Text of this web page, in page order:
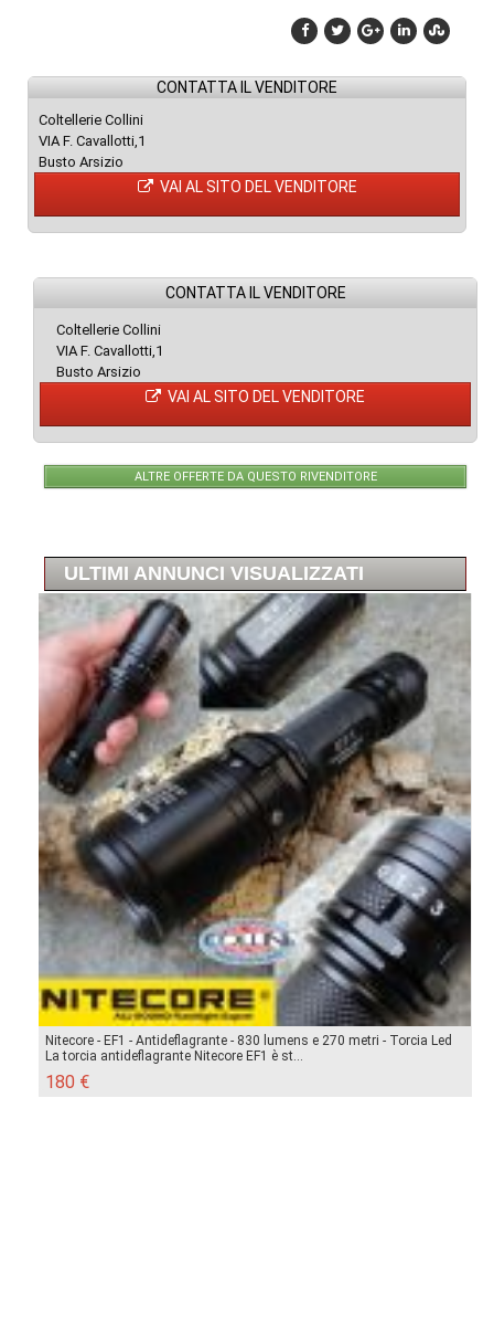
CONTATTA IL VENDITORE
Coltellerie Collini
VIA F. Cavallotti,1
Busto Arsizio
VAI AL SITO DEL VENDITORE
CONTATTA IL VENDITORE
Coltellerie Collini
VIA F. Cavallotti,1
Busto Arsizio
VAI AL SITO DEL VENDITORE
ALTRE OFFERTE DA QUESTO RIVENDITORE
ULTIMI ANNUNCI VISUALIZZATI
Nitecore - EF1 - Antideflagrante - 830 lumens e 270 metri - Torcia Led
La torcia antideflagrante Nitecore EF1 è st...
180 €